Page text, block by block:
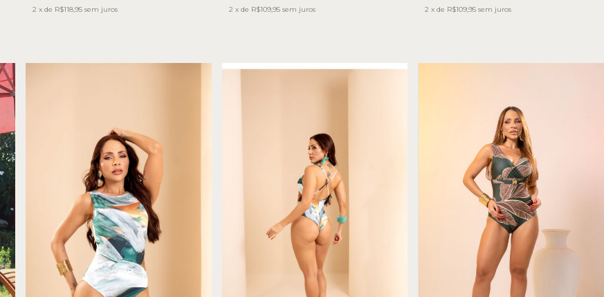
2 x de R$118,95 sem juros 2 x de R$109,95 sem juros 2 x de R$109,95 sem juros